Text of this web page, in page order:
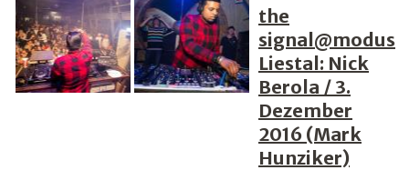
the
signal@modus
Liestal: Nick
Berola / 3.
Dezember
2016 (Mark
Hunziker)